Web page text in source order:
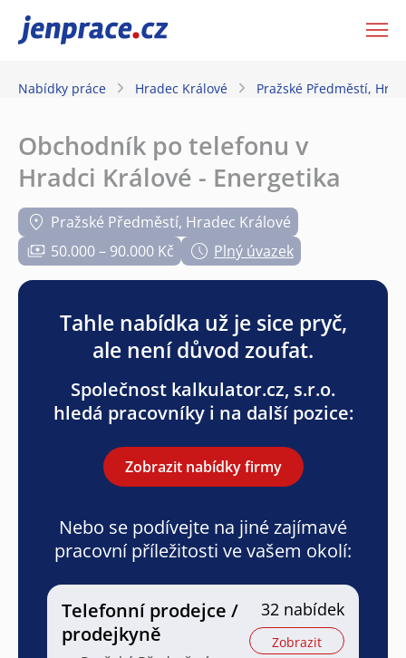
JenPráce.cz
Nabídky práce Hradec Králové Pražské Předměstí,
Obchodník po telefonu v
Hradci Králové - Energetika
Pražské Předměstí, Hradec Králové
50.000 – 90.000 Kč
Plný úvazek
Tahle nabídka už je sice pryč,
ale není důvod zoufat.
Společnost kalkulator.cz, s.r.o.
hledá pracovníky i na další pozice:
Zobrazit nabídky firmy
Nebo se podívejte na jiné zajímavé
pracovní příležitosti ve vašem okolí:
Telefonní prodejce /
prodejkyně
32 nabídek
Zobrazit